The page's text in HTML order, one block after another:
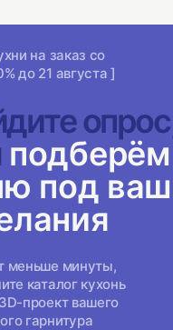
на заказ со
до 21 августа ]
подберём
под
меньше минуты,
каталог кухонь
проект вашего
гарнитура